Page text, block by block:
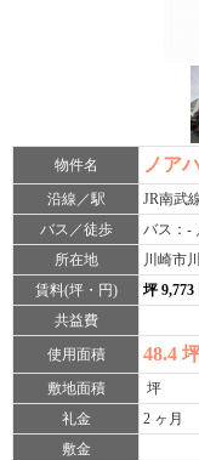
物件名 ノア
沿線／駅
JR南武
バス／徒歩
バス：-
所在地
川崎市
賃料(坪・円)
坪 9,773
共益費
使用面積
48.4
敷地面積
坪
礼金
2 ヶ月
敷金